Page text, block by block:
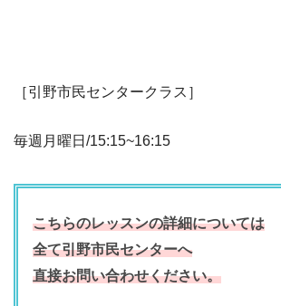
［引野市民センタークラス］
毎週月曜日/15:15~16:15
こちらのレッスンの詳細については
全て引野市民センターへ
直接お問い合わせください。